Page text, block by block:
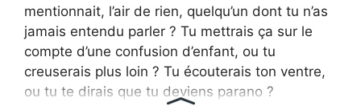
mentionnait, l’air de rien, quelqu’un dont tu n’as
jamais entendu parler ? Tu mettrais ça sur le
compte d’une confusion d’enfant, ou tu
creuserais plus loin ? Tu écouterais ton ventre,
ou tu te dirais que tu deviens parano ?